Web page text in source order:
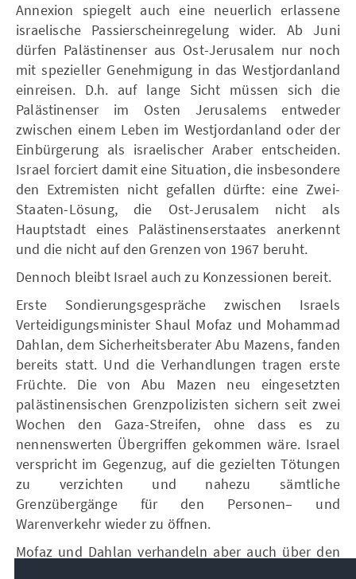
Annexion spiegelt auch eine neuerlich erlassene
israelische Passierscheinregelung wider. Ab Juni
dürfen Palästinenser aus Ost-Jerusalem nur noch
mit spezieller Genehmigung in das Westjordanland
einreisen. D.h. auf lange Sicht müssen sich die
Palästinenser im Osten Jerusalems entweder
zwischen einem Leben im Westjordanland oder der
Einbürgerung als israelischer Araber entscheiden.
Israel forciert damit eine Situation, die insbesondere
den Extremisten nicht gefallen dürfte: eine Zwei-
Staaten-Lösung, die Ost-Jerusalem nicht als
Hauptstadt eines Palästinenserstaates anerkennt
und die nicht auf den Grenzen von 1967 beruht.
Dennoch bleibt Israel auch zu Konzessionen bereit.
Erste Sondierungsgespräche zwischen Israels
Verteidigungsminister Shaul Mofaz und Mohammad
Dahlan, dem Sicherheitsberater Abu Mazens, fanden
bereits statt. Und die Verhandlungen tragen erste
Früchte. Die von Abu Mazen neu eingesetzten
palästinensischen Grenzpolizisten sichern seit zwei
Wochen den Gaza-Streifen, ohne dass es zu
nennenswerten Übergriffen gekommen wäre. Israel
verspricht im Gegenzug, auf die gezielten Tötungen
zu verzichten und nahezu sämtliche
Grenzübergänge für den Personen– und
Warenverkehr wieder zu öffnen.
Mofaz und Dahlan verhandeln aber auch über den